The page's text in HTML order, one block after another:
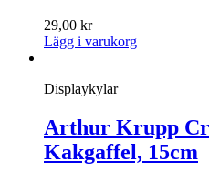
29,00 kr
Lägg i varukorg
Displaykylar
Arthur Krupp
Kakgaffel, 15cm